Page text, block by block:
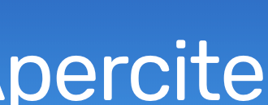
loisir par Armurerie à Lyon : Armurerie
sur l'ensemble du site! Et en dessous, quel que soit le poids